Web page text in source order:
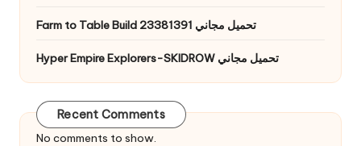
Farm to Table Build 23381391 تحميل مجاني
Hyper Empire Explorers-SKIDROW تحميل مجاني
Recent Comments
No comments to show.